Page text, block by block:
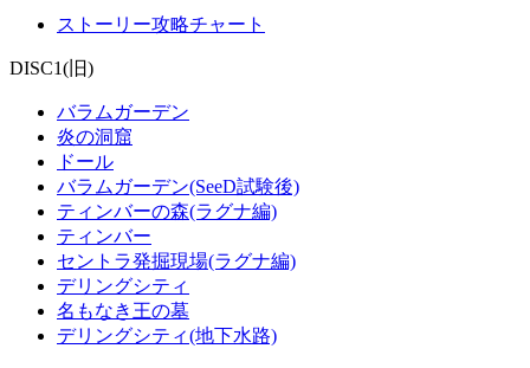
ストーリー攻略チャート
DISC1(旧)
バラムガーデン
炎の洞窟
ドール
バラムガーデン(SeeD試験後)
ティンバーの森(ラグナ編)
ティンバー
セントラ発掘現場(ラグナ編)
デリングシティ
名もなき王の墓
デリングシティ(地下水路)